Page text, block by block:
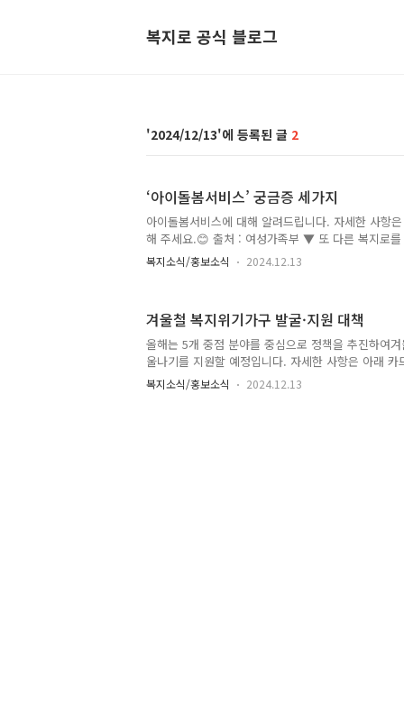
복지로 공식 블로그
2024/12/13 2
‘아이돌봄서비스’ 궁금증 세가지
아이돌봄서비스에 대해 알려드립니다. 자세한 사항
해 주세요.😊 출처 : 여성가족부 ▼ 또 다른 복지로
복지소식/홍보소식 2024.12.13
겨울철 복지위기가구 발굴·지원 대책
올해는 5개 중점 분야를 중심으로 정책을 추진하여
울나기를 지원할 예정입니다. 자세한 사항은 아래 카
요. 😊 출처 : 보건복지부 ▼ 또 다른 복지로를 소개
복지소식/홍보소식 2024.12.13